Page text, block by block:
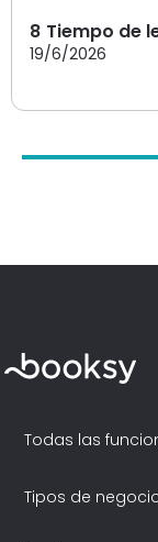
8 Tiempo de
19/6/2026
Todas las
Tipos de